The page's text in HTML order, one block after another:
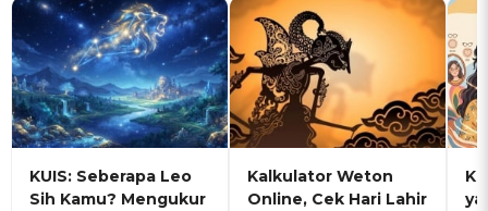
KUIS: Seberapa Leo
Sih Kamu? Mengukur
Kalkulator Weton
Online, Cek Hari Lahir